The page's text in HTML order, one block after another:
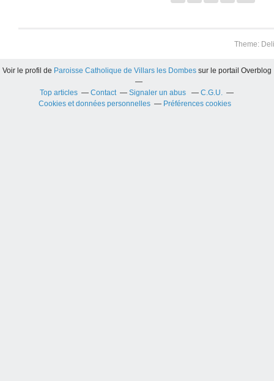
Theme:
Voir le profil de Paroisse Catholique de Villars les Dombes sur le portail Overblog
Top articles Contact Signaler un abus
C.G.U.
Cookies et données personnelles
Préférences cookies